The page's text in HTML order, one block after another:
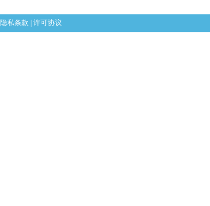
隐私条款 许可协议